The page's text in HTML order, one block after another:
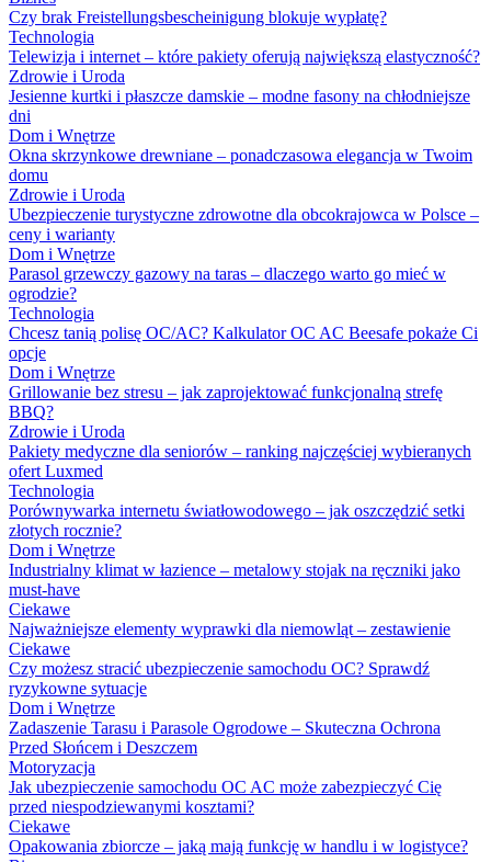
Czy brak Freistellungsbescheinigung blokuje wypłatę?
Technologia
Telewizja i internet – które pakiety oferują największą elastyczność?
Zdrowie i Uroda
Jesienne kurtki i płaszcze damskie – modne fasony na chłodniejsze
dni
Dom i Wnętrze
Okna skrzynkowe drewniane – ponadczasowa elegancja w Twoim
domu
Zdrowie i Uroda
Ubezpieczenie turystyczne zdrowotne dla obcokrajowca w Polsce –
ceny i warianty
Dom i Wnętrze
Parasol grzewczy gazowy na taras – dlaczego warto go mieć w
ogrodzie?
Technologia
Chcesz tanią polisę OC/AC? Kalkulator OC AC Beesafe pokaże Ci
opcje
Dom i Wnętrze
Grillowanie bez stresu – jak zaprojektować funkcjonalną strefę
BBQ?
Zdrowie i Uroda
Pakiety medyczne dla seniorów – ranking najczęściej wybieranych
ofert Luxmed
Technologia
Porównywarka internetu światłowodowego – jak oszczędzić setki
złotych rocznie?
Dom i Wnętrze
Industrialny klimat w łazience – metalowy stojak na ręczniki jako
must-have
Ciekawe
Najważniejsze elementy wyprawki dla niemowląt – zestawienie
Ciekawe
Czy możesz stracić ubezpieczenie samochodu OC? Sprawdź
ryzykowne sytuacje
Dom i Wnętrze
Zadaszenie Tarasu i Parasole Ogrodowe – Skuteczna Ochrona
Przed Słońcem i Deszczem
Motoryzacja
Jak ubezpieczenie samochodu OC AC może zabezpieczyć Cię
przed niespodziewanymi kosztami?
Ciekawe
Opakowania zbiorcze – jaką mają funkcję w handlu i w logistyce?